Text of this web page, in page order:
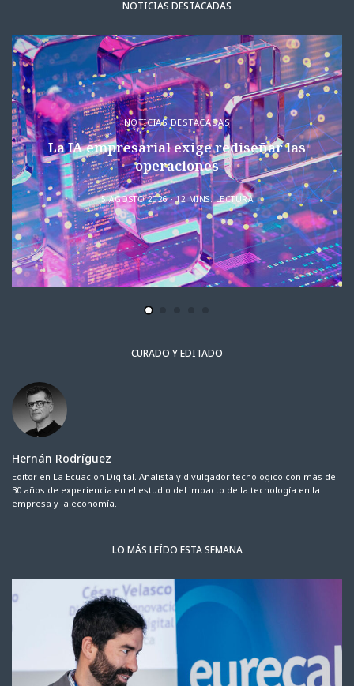
NOTICIAS DESTACADAS
NOTICIAS DESTACADAS
La IA empresarial exige rediseñar las
operaciones
5 AGOSTO 2026 12 MINS. LECTURA
CURADO Y EDITADO
Hernán Rodríguez
Editor en La Ecuación Digital. Analista y divulgador tecnológico con más de
30 años de experiencia en el estudio del impacto de la tecnología en la
empresa y la economía.
LO MÁS LEÍDO ESTA SEMANA